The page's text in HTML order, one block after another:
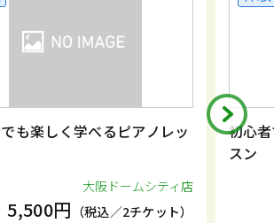
も楽しく学べるピアノレッ
大阪ドームシティ店
5,500円 （税込／2チケット）
初心
スン